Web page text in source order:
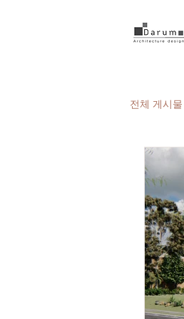
전체 게시물